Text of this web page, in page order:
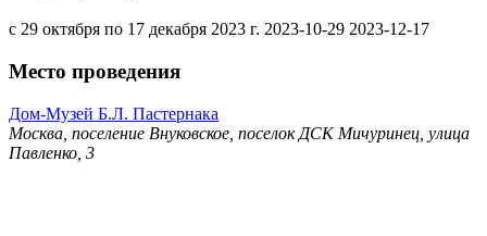
с 29 октября по 17 декабря 2023 г. 2023-10-29 2023-12-17
Место проведения
Дом-Музей Б.Л. Пастернака
Москва, поселение Внуковское, поселок ДСК Мичуринец, улица
Павленко, 3